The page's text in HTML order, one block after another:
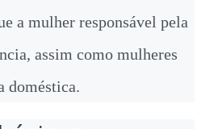
a mulher responsável pela
assim como mulheres
doméstica.